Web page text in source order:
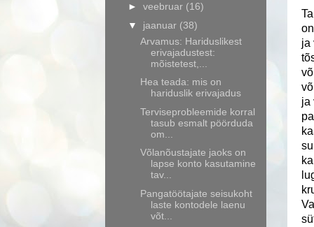
ja
ja
► veebruar (16)
▼ jaanuar (38)
Arvamus: Hariduslikest
erivajadustest:
mõistetest,...
Hea teada: mis on
hariduslik erivajadus
Terviseprobleemide korral
tasub esmalt pöörduda
om...
Võlanõustajate jaoks on
lapse konto kasutamine
tav...
Pangatöötajate seisukoht
laste kontodele laenu
võt...